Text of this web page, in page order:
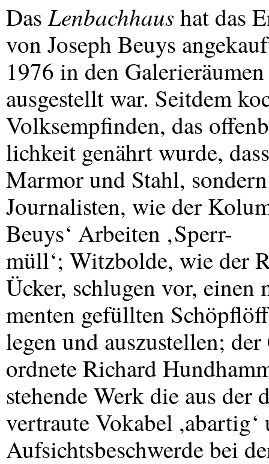
DasLenbachhaushat das
von Joseph Beuys
1976 in den
ausgestellt war. Seitdem
Volksempfinden, das
lichkeit genährt wurde,
Marmor und Stahl,
Journalisten, wie der
Beuys‘ Arbeiten ‚Sperr-
müll‘; Witzbolde, wie der
Ücker, schlugen vor, einen
menten gefüllten
legen und auszustellen; der
ordnete Richard
stehende Werk die aus der
vertraute Vokabel
Aufsichtsbeschwerde bei